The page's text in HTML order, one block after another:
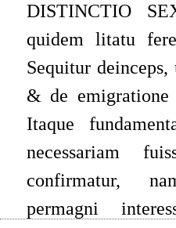
DISTINCTIO
quidem litatu
Sequitur
& de
Itaque
necessariam
confirmatur,
permagni